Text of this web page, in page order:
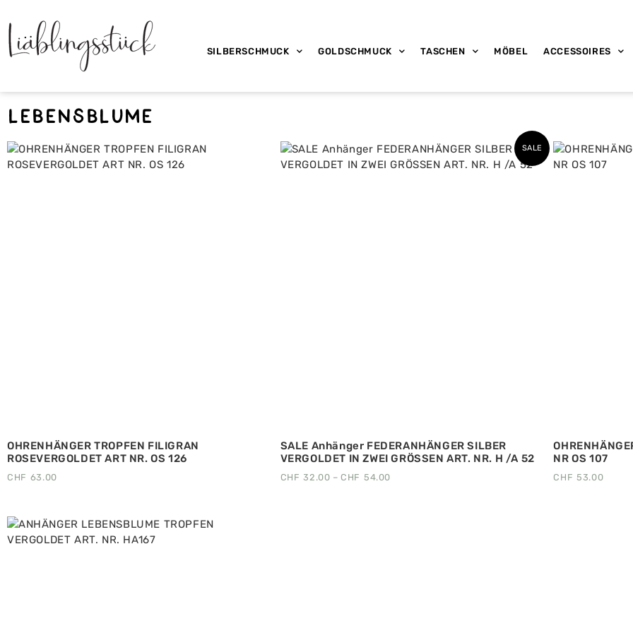
SILBERSCHMUCK GOLDSCHMUCK TASCHEN MÖBEL ACCESSOIRES
lebensblume
OHRENHÄNGER TROPFEN FILIGRAN
ROSEVERGOLDET ART NR. OS 126
CHF 63.00
SALE
SALE Anhänger FEDERANHÄNGER SILBER
VERGOLDET IN ZWEI GRÖSSEN ART. NR. H /A 52
CHF 32.00 –CHF 54.00
NR OS 107
CHF 53.00